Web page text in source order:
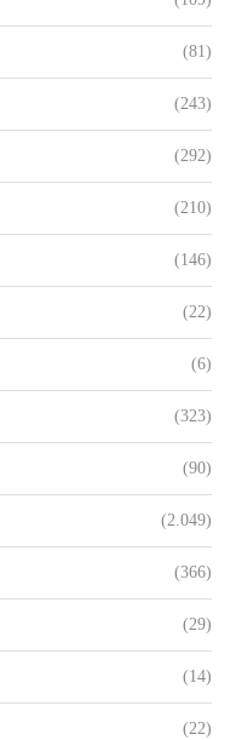
(81)
(243)
(292)
(210)
(146)
(22)
(6)
(323)
(90)
(2.049)
(366)
(29)
(14)
(22)